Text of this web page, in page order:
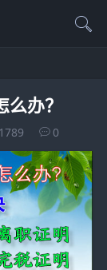
办？
1789 0